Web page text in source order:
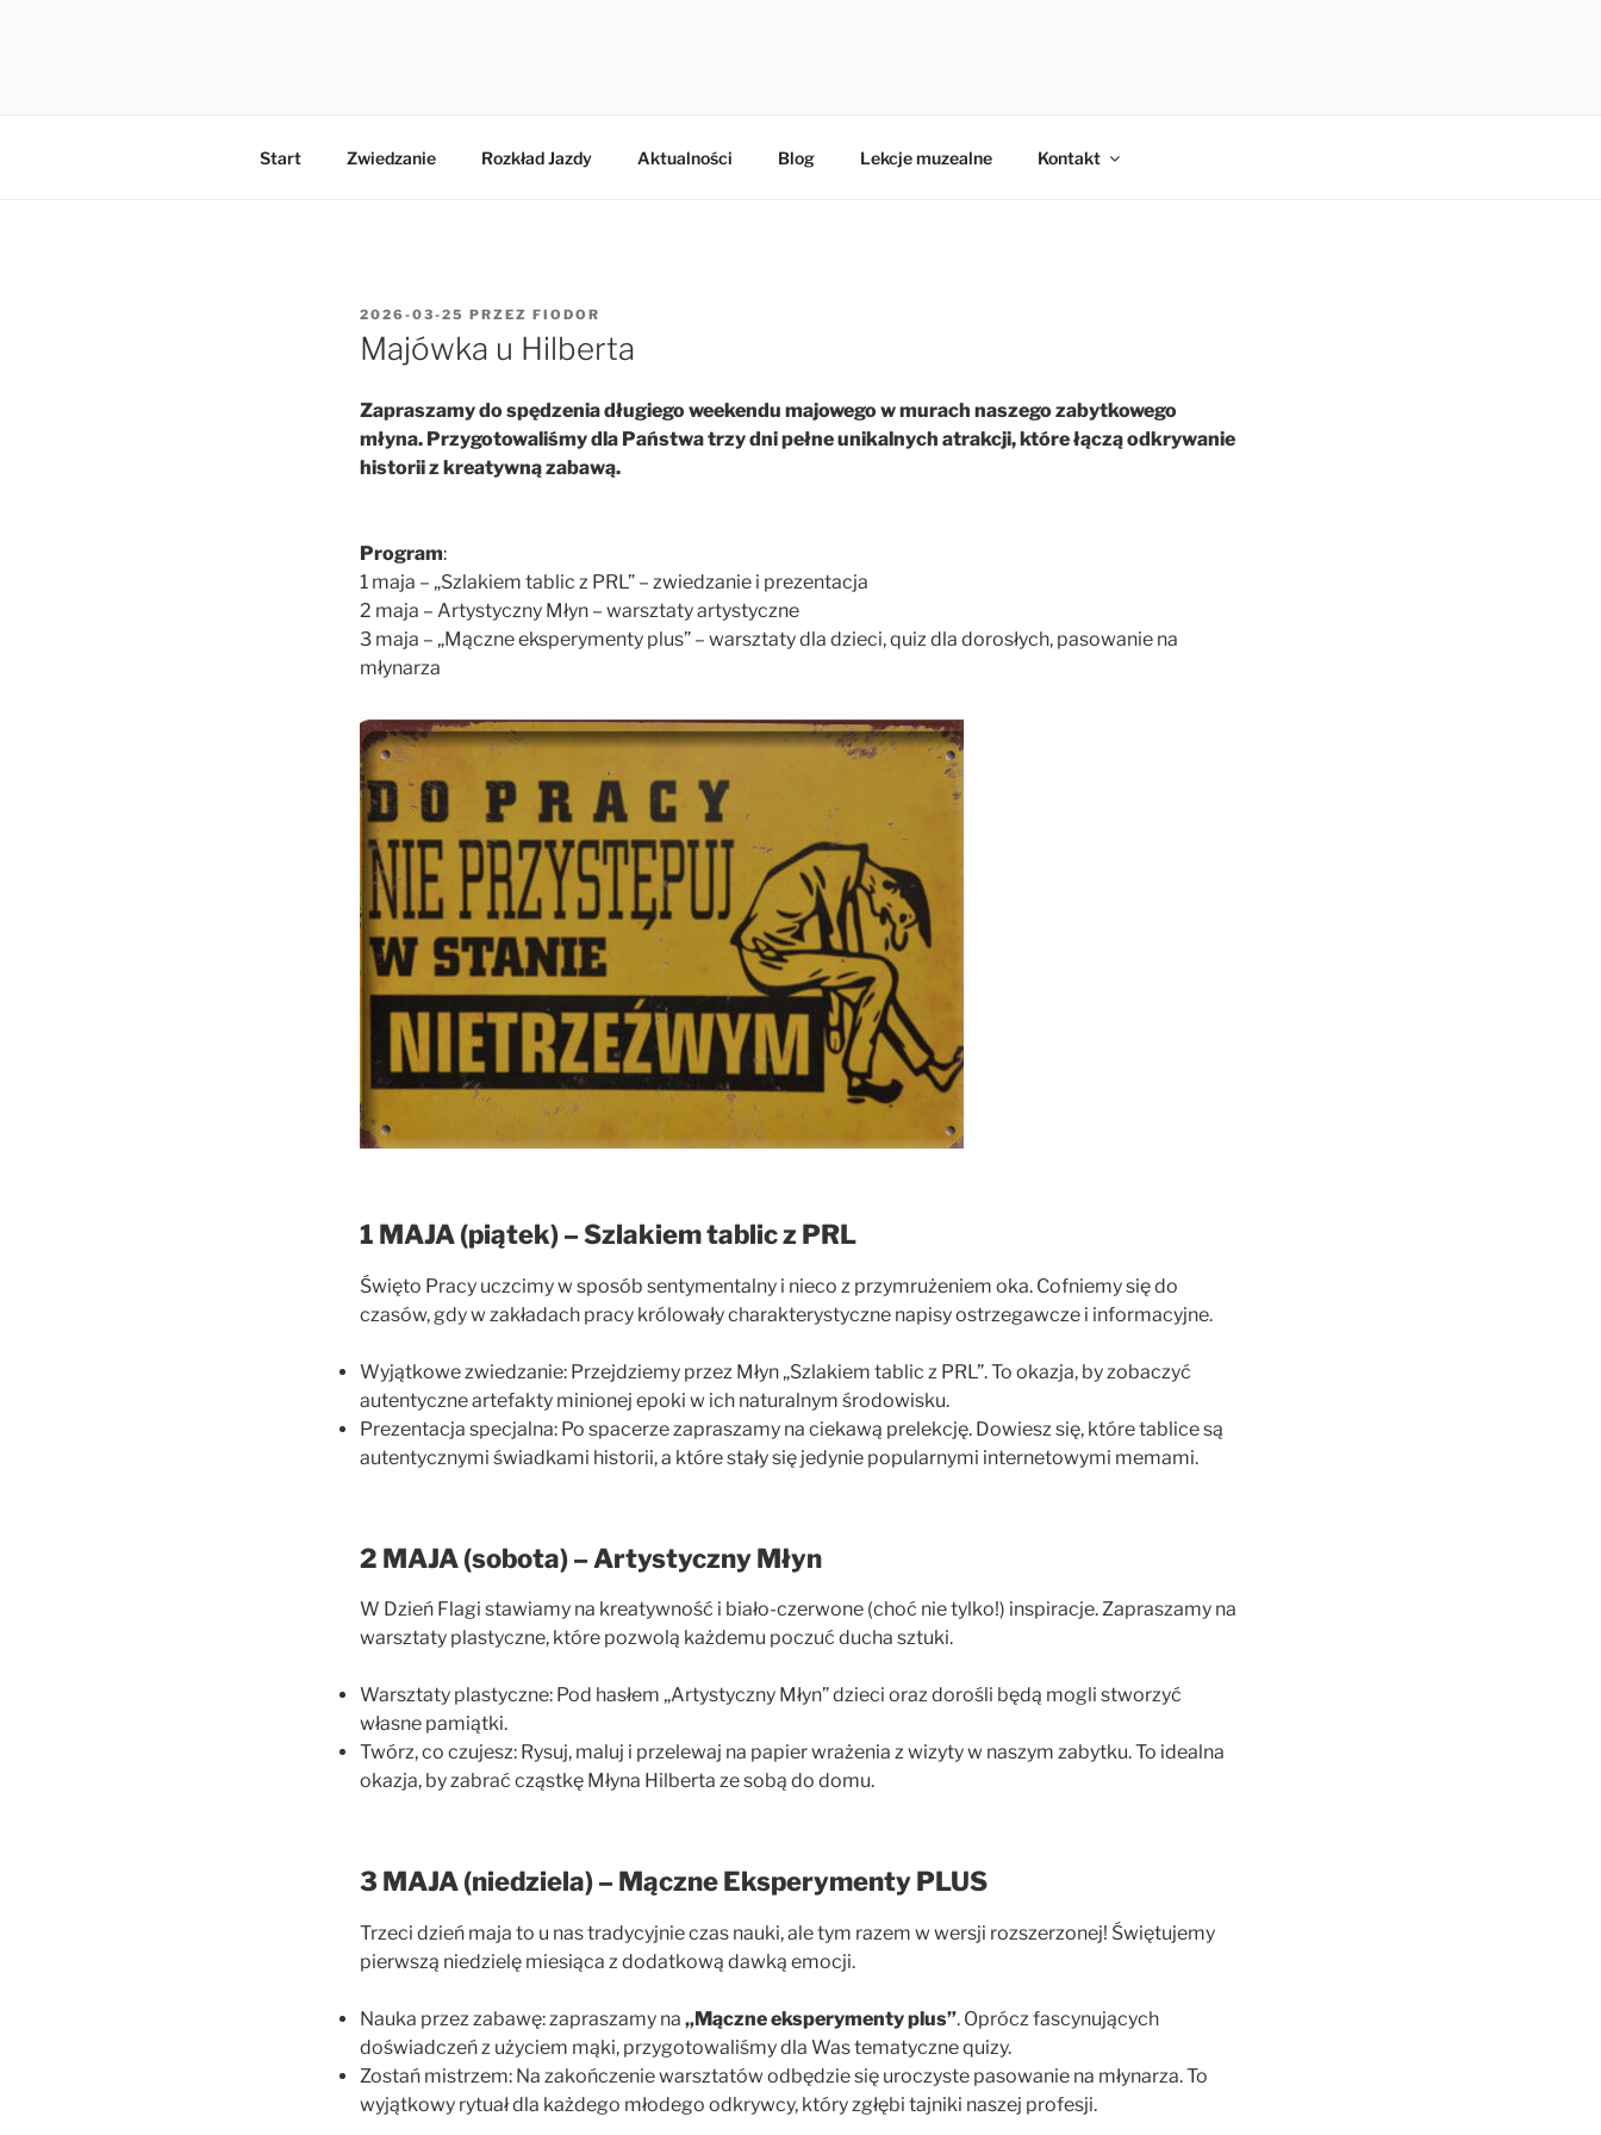
Start Zwiedzanie Rozkład Jazdy Aktualności Blog Lekcje muzealne Kontakt
OPUBLIKOWANE
W
2026-03-25 PRZEZ FIODOR
Majówka u Hilberta
Zapraszamy do spędzenia długiego weekendu majowego w murach naszego zabytkowego
młyna. Przygotowaliśmy dla Państwa trzy dni pełne unikalnych atrakcji, które łączą odkrywanie
historii z kreatywną zabawą.
Program:
1 maja – „Szlakiem tablic z PRL” – zwiedzanie i prezentacja
2 maja – Artystyczny Młyn – warsztaty artystyczne
3 maja – „Mączne eksperymenty plus” – warsztaty dla dzieci, quiz dla dorosłych, pasowanie na
młynarza
1 MAJA (piątek) – Szlakiem tablic z PRL
Święto Pracy uczcimy w sposób sentymentalny i nieco z przymrużeniem oka. Cofniemy się do
czasów, gdy w zakładach pracy królowały charakterystyczne napisy ostrzegawcze i informacyjne.
Wyjątkowe zwiedzanie: Przejdziemy przez Młyn „Szlakiem tablic z PRL”. To okazja, by zobaczyć
autentyczne artefakty minionej epoki w ich naturalnym środowisku.
Prezentacja specjalna: Po spacerze zapraszamy na ciekawą prelekcję. Dowiesz się, które tablice są
autentycznymi świadkami historii, a które stały się jedynie popularnymi internetowymi memami.
2 MAJA (sobota) – Artystyczny Młyn
W Dzień Flagi stawiamy na kreatywność i biało-czerwone (choć nie tylko!) inspiracje. Zapraszamy na
warsztaty plastyczne, które pozwolą każdemu poczuć ducha sztuki.
Warsztaty plastyczne: Pod hasłem „Artystyczny Młyn” dzieci oraz dorośli będą mogli stworzyć
własne pamiątki.
Twórz, co czujesz: Rysuj, maluj i przelewaj na papier wrażenia z wizyty w naszym zabytku. To idealna
okazja, by zabrać cząstkę Młyna Hilberta ze sobą do domu.
3 MAJA (niedziela) – Mączne Eksperymenty PLUS
Trzeci dzień maja to u nas tradycyjnie czas nauki, ale tym razem w wersji rozszerzonej! Świętujemy
pierwszą niedzielę miesiąca z dodatkową dawką emocji.
Nauka przez zabawę: zapraszamy na „Mączne eksperymenty plus”. Oprócz fascynujących
doświadczeń z użyciem mąki, przygotowaliśmy dla Was tematyczne quizy.
Zostań mistrzem: Na zakończenie warsztatów odbędzie się uroczyste pasowanie na młynarza. To
wyjątkowy rytuał dla każdego młodego odkrywcy, który zgłębi tajniki naszej profesji.